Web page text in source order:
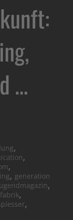
…
,
,
,
, generation
,
,
,